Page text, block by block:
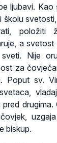
ljubavi. Kao
školu
položiti
a
Nije
za
Poput sv.
drugima.
biskup.